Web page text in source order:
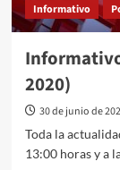
Informativo
2020)
30 de junio de
Toda la
13:00 horas y a